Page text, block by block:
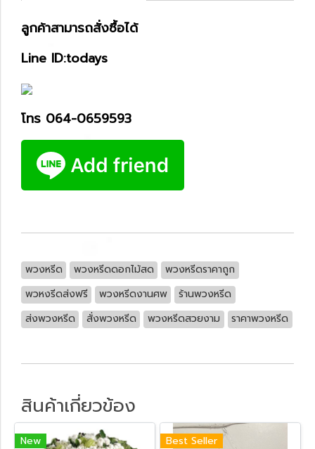
ลูกค้าสามารถสั่งซื้อได้
Line ID:todays
โทร 064-0659593
พวงหรีด พวงหรีดดอกไม้สด
พวงหรีดราคาถูก
พวหงรีดส่งฟรี
พวงหรีดงานศพ
ร้านพวงหรีด
ส่งพวงหรีด
สั่งพวงหรีด พวงหรีดสวยงาม ราคาพวงหรีด
สินค้าเกี่ยวข้อง
New Best Seller